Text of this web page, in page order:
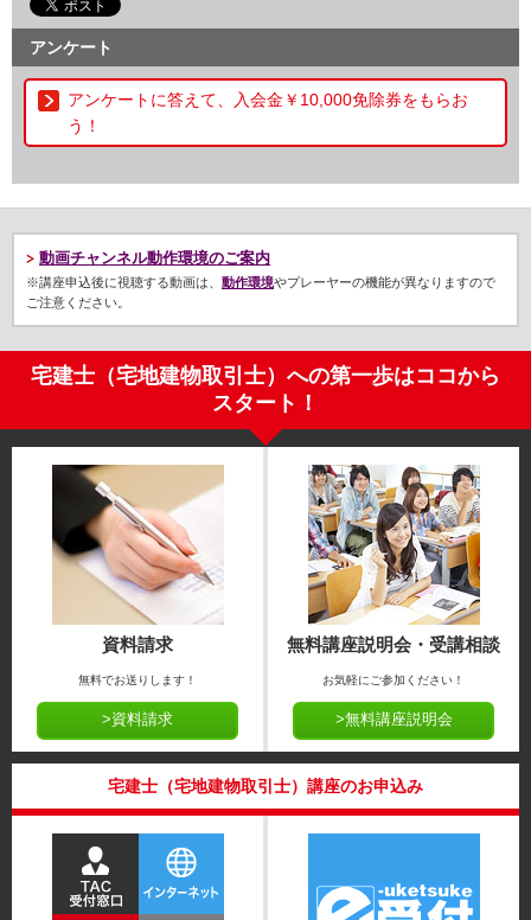
アンケート
アンケートに答えて、入会金￥10,000免除券をもらお
う！
動画チャンネル動作環境のご案内
※講座申込後に視聴する動画は、 動作環境やプレーヤーの機能が異なりますので
ご注意ください。
宅建士（宅地建物取引士）への第一歩はココから
スタート！
資料請求
無料でお送りします！
>資料請求
無料講座説明会・受講相談
お気軽にご参加ください！
>無料講座説明会
宅建士（宅地建物取引士）講座のお申込み